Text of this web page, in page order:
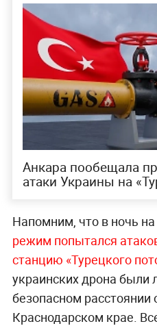
Анкара пообещала
атаки Украины на
Напомним, что в ночь
режим попытался
станцию «Турецкого
украинских дрона были
безопасном расстоянии
Краснодарском крае.